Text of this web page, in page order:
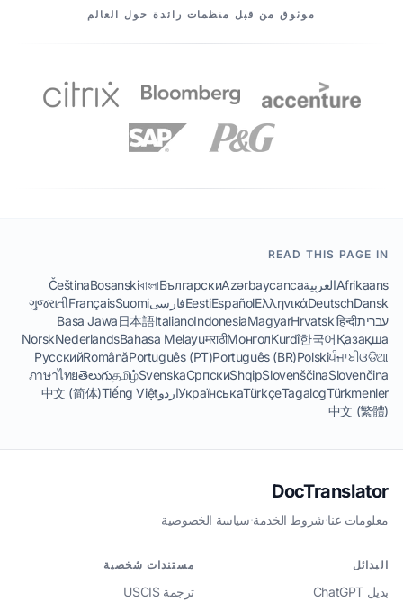
موثوق من قبل منظمات رائدة حول العالم
READ THIS PAGE IN
AfrikaansالعربيةAzərbaycanca
Български
বাংলা
Bosanski
Čeština
Dansk
Deutsch
Ελληνικά
Español
EestiفارسیSuomi
Français
ગુજરાતી
עבריתहिन्दी
Hrvatski
Magyar
Indonesia
Italiano
日本語
Basa Jawa
Қазақша
한국어
Kurdî
Монгол
मराठी
Bahasa Melayu
Nederlands
Norsk
ଓଡିଆ
ਪੰਜਾਬੀ
Polski
Português (BR)
Português (PT)
Română
Русский
Slovenčina
Slovenščina
Shqip
Српски
Svenska
தமிழ்
తెలుగు
ภาษาไทย
Türkmenler
Tagalog
Türkçe
УкраїнськаاردوTiếng Việt
中文 (简体)
中文 (繁體)
DocTranslator
معلومات عنا·شروط الخدمة·سياسة الخصوصية
البدائل
بديل ChatGPT
مستندات شخصية
ترجمة USCIS